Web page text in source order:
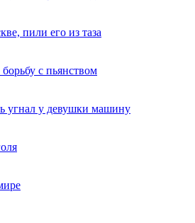
пили его из таза
с пьянством
угнал у девушки машину